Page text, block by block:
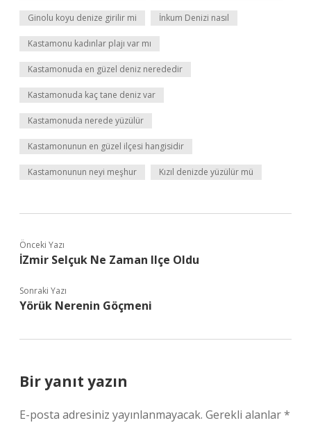
Ginolu koyu denize girilir mi İnkum Denizi nasıl
Kastamonu kadınlar plajı var mı
Kastamonuda en güzel deniz nerededir
Kastamonuda kaç tane deniz var
Kastamonuda nerede yüzülür
Kastamonunun en güzel ilçesi hangisidir
Kastamonunun neyi meşhur Kızıl denizde yüzülür mü
Önceki Yazı
İZmir Selçuk Ne Zaman Ilçe Oldu
Sonraki Yazı
Yörük Nerenin Göçmeni
Bir yanıt yazın
E-posta adresiniz yayınlanmayacak. Gerekli alanlar*